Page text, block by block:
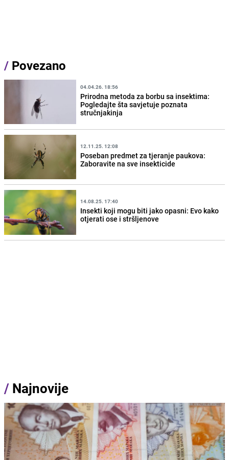
/ Povezano
04.04.26. 18:56
Prirodna metoda za borbu sa insektima:
Pogledajte šta savjetuje poznata
stručnjakinja
12.11.25. 12:08
Poseban predmet za tjeranje paukova:
Zaboravite na sve insekticide
14.08.25. 17:40
Insekti koji mogu biti jako opasni: Evo kako
otjerati ose i stršljenove
/ Najnovije